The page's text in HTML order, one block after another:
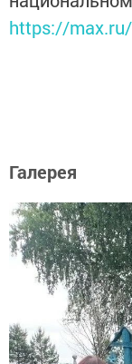
https://
Галерея